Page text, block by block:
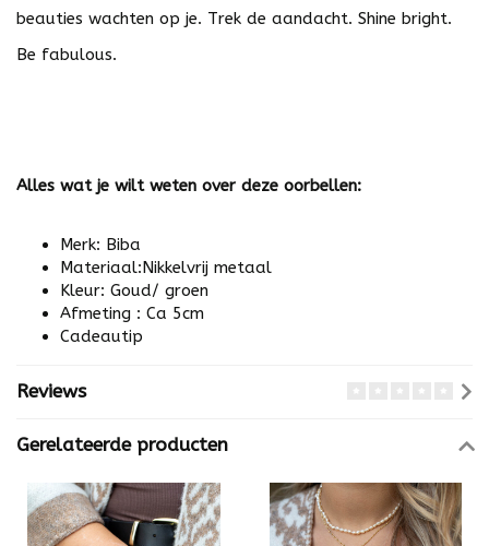
beauties wachten op je. Trek de aandacht. Shine bright.
Be fabulous.
Alles wat je wilt weten over deze oorbellen:
Merk: Biba
Materiaal:Nikkelvrij metaal
Kleur: Goud/ groen
Afmeting : Ca 5cm
Cadeautip
Reviews
Gerelateerde producten